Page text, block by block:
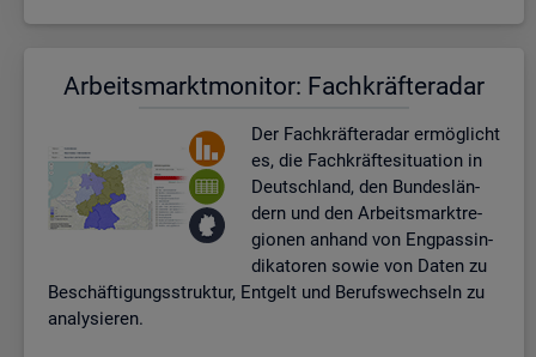
Ar­beits­markt­mo­ni­tor: Fach­kräf­te­ra­dar
Der Fach­kräf­te­ra­dar er­mög­licht
es, die Fach­kräf­te­si­tua­ti­on in
Deutsch­land, den Bun­des­län­
dern und den Ar­beits­markt­re­
gio­nen an­hand von Eng­pas­sin­
di­ka­to­ren sowie von Daten zu
Be­schäf­ti­gungs­struk­tur, Ent­gelt und Be­rufs­wech­seln zu
ana­ly­sie­ren.